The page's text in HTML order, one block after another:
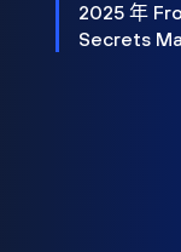
2025 年
Secrets